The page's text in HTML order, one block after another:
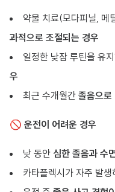
약물 치료(모다피닐, 메
과적으로 조절되는 경우
일정한 낮잠 루틴을 유
우
최근 수개월간 졸음으로
🚫 운전이 어려운 경우
낮 동안 심한 졸음과 수
카타플렉시가 자주 발생